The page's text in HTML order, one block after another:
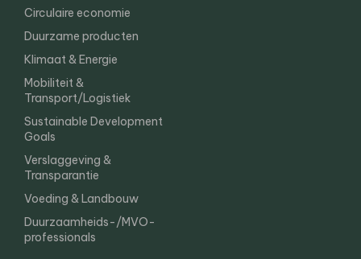
Circulaire economie
Duurzame producten
Klimaat & Energie
Mobiliteit &
Transport/Logistiek
Sustainable Development
Goals
Verslaggeving &
Transparantie
Voeding & Landbouw
Duurzaamheids-/MVO-
professionals